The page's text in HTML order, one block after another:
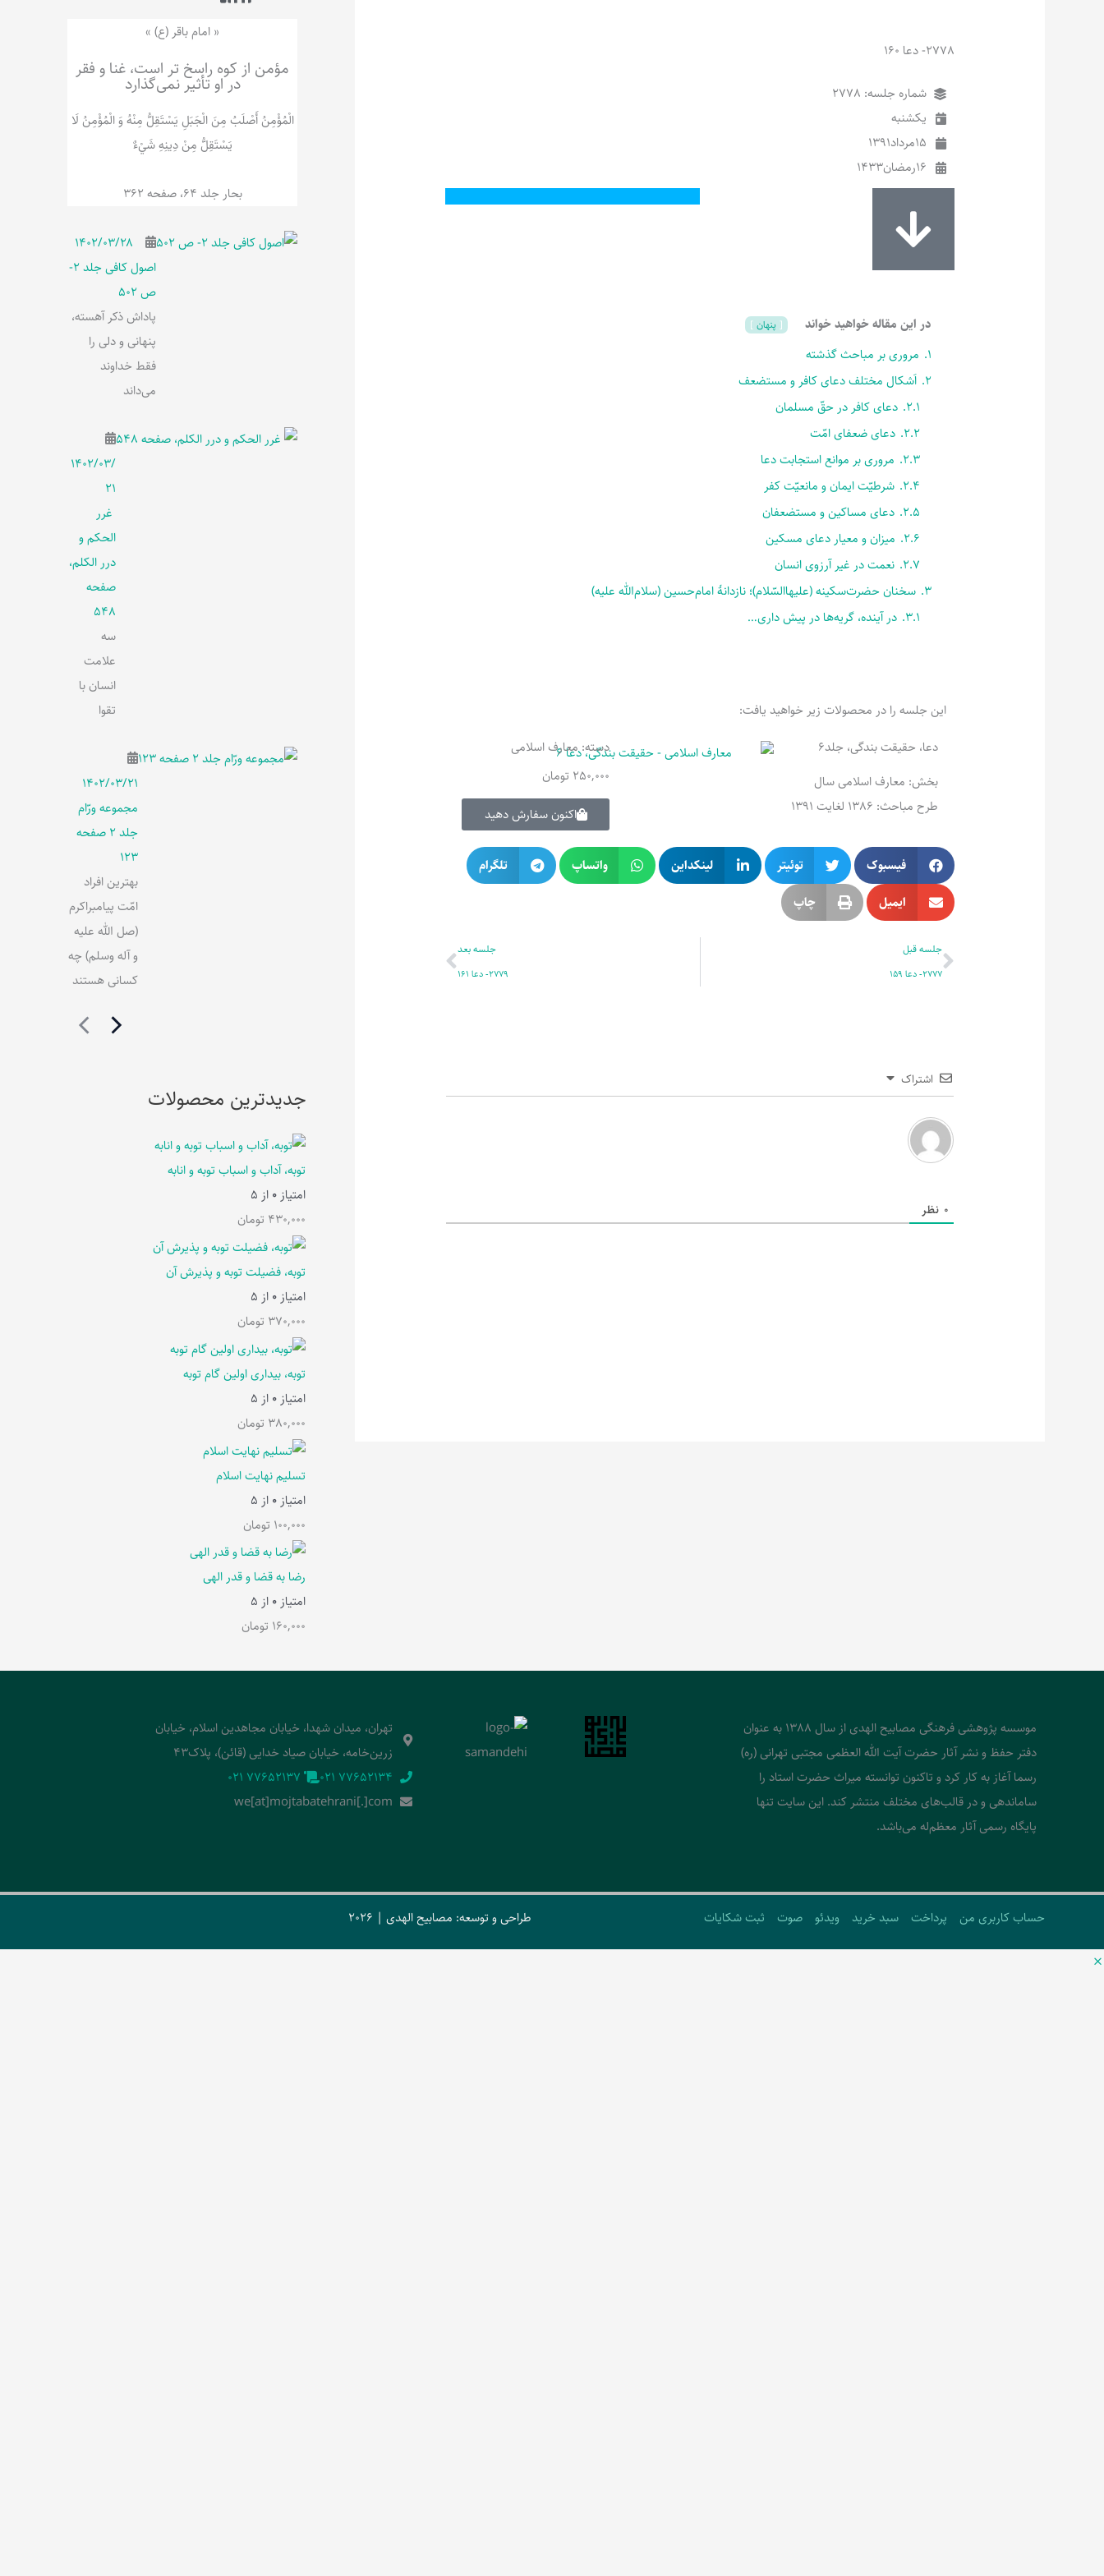
ه
2778- دعا 160
شماره جلسه: 2778
یکشنبه
15مرداد1391
16رمضان1433
در این مقاله خواهید خواند پنهان
1. مروری بر مباحث گذشته
2. اَشکال مختلف دعای کافر و مستضعف
2.1. دعای کافر در حقّ مسلمان
2.2. دعای ضعفای امّت
2.3. مروری بر موانع استجابت دعا
2.4. شرطیّت ایمان و مانعیّت کفر
2.5. دعای مساکین و مستضعفان
2.6. میزان و معیار دعای مسکین
2.7. نعمت در غیر آرزوی انسان
3. سخنان حضرت‌سکینه (علیها‌السّلام)؛ نازدانۀ امام‌حسین (سلام‌الله علیه)
3.1. در آینده، گریه‌ها در پیش داری…
این جلسه را در محصولات زیر خواهید یافت:
دعا، حقیقت بندگی، جلد6
بخش: معارف اسلامی سال
طرح مباحث: 1386 لغایت 1391
دسته:معارف اسلامی
250,000 تومان
اکنون سفارش دهید
فیسبوک توئیتر لینکداین واتساپ
تلگرام
ایمیل
چاپ
قبلی
جلسه قبل
2777- دعا 159
جلسه بعد
2779- دعا 161
بعدی
اشتراک
0 نظر
« امام باقر (ع) »
مؤمن از کوه راسخ تر است، غنا و فقر
در او تأثیر نمی‌گذارد
الْمُؤْمِنُ‌ أَصْلَبُ‌ مِنَ‌ الْجَبَلِ‌ یَسْتَقِلُّ مِنْهُ وَ الْمُؤْمِنُ لَا
يَسْتَقِلُّ مِنْ دِينِهِ شَيْ‌ءٌ
بحار جلد 64، صفحه 362
۱۴۰۲/۰۳/۲۸
اصول کافی جلد 2-
ص 502
پاداش ذکر آهسته،
پنهانی و دلی را
فقط خداوند
می‌داند
۱۴۰۲/۰۳/
۲۱
غرر
الحکم و
درر الکلم،
صفحه
548
سه
علامت
انسان با
تقوا
۱۴۰۲/۰۳/۲۱
مجموعه ورّام
جلد 2 صفحه
123
بهترین افراد
امّت پیامبراکرم
(صل الله علیه
و آله وسلم) چه
کسانی هستند
جدیدترین محصولات
توبه، آداب و اسباب توبه و انابه
امتیاز 0 از 5
430,000 تومان
توبه، فضیلت توبه و پذیرش آن
امتیاز 0 از 5
370,000 تومان
توبه، بیداری اولین گام توبه
امتیاز 0 از 5
380,000 تومان
تسلیم نهایت اسلام
امتیاز 0 از 5
100,000 تومان
رضا به قضا و قدر الهی
امتیاز 0 از 5
160,000 تومان
موسسه پژوهشی فرهنگی مصابیح الهدی از سال 1388 به عنوان
دفتر حفظ و نشر آثار حضرت آیت الله العظمی مجتبی تهرانی (ره)
رسما آغاز به کار کرد و تاکنون توانسته میراث حضرت استاد را
ساماندهی و در قالب‌های مختلف منتشر کند. این سایت تنها
پایگاه رسمی آثار معظم‌له می‌باشد.
تهران، میدان شهدا، خیابان مجاهدین اسلام، خیابان
زرین‌خامه، خیابان صیاد خدایی (قائن)، پلاک43
‭021 77652134‬
‭021 77652137‬
we[at]mojtabatehrani[.]com
حساب کاربری من پرداخت سبد خرید ویدئو صوت ثبت شکایات طراحی و توسعه: مصابیح الهدی | 2026